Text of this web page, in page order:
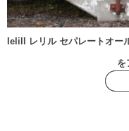
Ielill レリル セパレートオー
を